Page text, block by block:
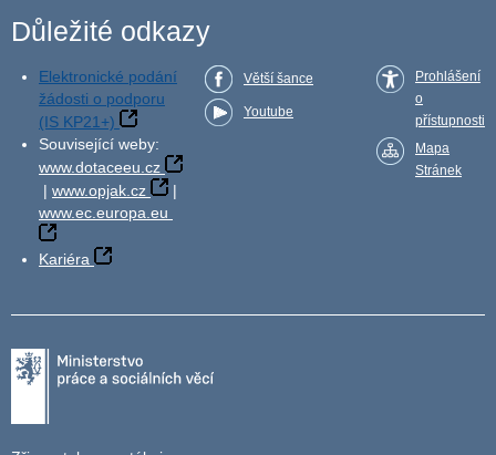
Důležité odkazy
Elektronické podání
žádosti o podporu
(IS KP21+)
Související weby:
www.dotaceeu.cz
| www.opjak.cz
|
www.ec.europa.eu
Kariéra
Větší šance
Youtube
Prohlášení
o
přístupnosti
Mapa
Stránek